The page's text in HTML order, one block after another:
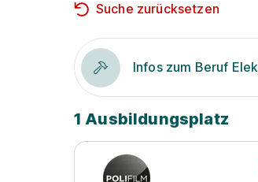
Suche zurücksetzen
Infos zum Beruf
1 Ausbildungsplatz